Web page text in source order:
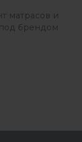
матрасов и
брендом